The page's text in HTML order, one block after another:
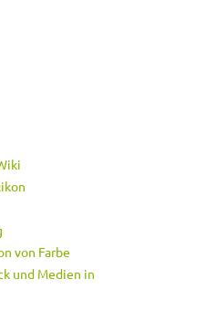
von Farbe
und Medien in